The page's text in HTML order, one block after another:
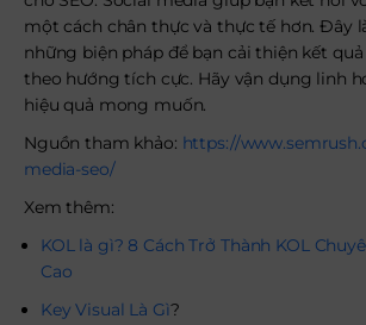
một cách chân thực và thực tế hơn. Đây
những biện pháp để bạn cải thiện kết
theo hướng tích cực. Hãy vận dụng linh
hiệu quả mong muốn.
Nguồn tham khảo: https://
media-seo/
Xem thêm:
KOL là gì? 8 Cách Trở Thành KOL
Cao
Key Visual Là Gì?